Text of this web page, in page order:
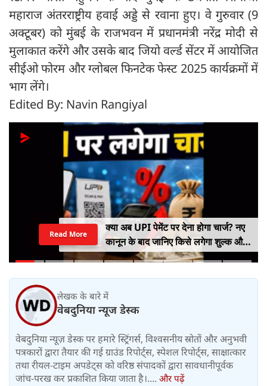
महाराज अंतरराष्ट्रीय हवाई अड्डे से रवाना हुए। वे गुरुवार (9
अक्टूबर) को मुंबई के राजभवन में प्रधानमंत्री नरेंद्र मोदी से
मुलाकात करेंगे और उसके बाद जियो वर्ल्ड सेंटर में आयोजित
सीईओ फोरम और ग्लोबल फिनटेक फेस्ट 2025 कार्यक्रमों में
भाग लेंगे।
Edited By: Navin Rangiyal
क्या अब UPI पेमेंट पर देना होगा चार्ज? नए
कानून के बाद जानिए किसे लगेगा शुल्क और
किसे नहीं
Read More
लेखक के बारे में
वेबदुनिया न्यूज डेस्क
वेबदुनिया न्यूज़ डेस्क पर हमारे स्ट्रिंगर्स, विश्वसनीय स्रोतों और अनुभवी
पत्रकारों द्वारा तैयार की गई ग्राउंड रिपोर्ट्स, स्पेशल रिपोर्ट्स, साक्षात्कार
तथा रीयल-टाइम अपडेट्स को वरिष्ठ संपादकों द्वारा सावधानीपूर्वक
जांच-परख कर प्रकाशित किया जाता है।.... और पढ़ें